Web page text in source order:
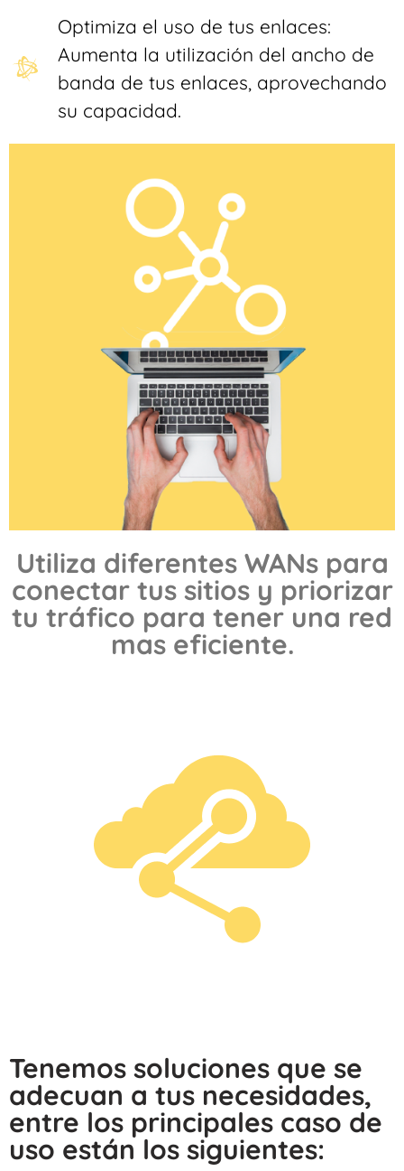
Optimiza el uso de tus enlaces:
Aumenta la utilización del ancho de
banda de tus enlaces, aprovechando
su capacidad.
Utiliza diferentes WANs para
conectar tus sitios y priorizar
tu tráfico para tener una red
mas eficiente.
Tenemos soluciones que se
adecuan a tus necesidades,
entre los principales caso de
uso están los siguientes: